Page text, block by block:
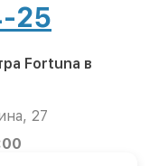
25
Fortuna в
27